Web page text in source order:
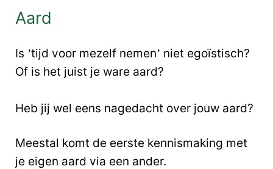
Aard
Is ’tijd voor mezelf nemen’ niet egoïstisch?
Of is het juist je ware aard?
Heb jij wel eens nagedacht over jouw aard?
Meestal komt de eerste kennismaking met
je eigen aard via een ander.